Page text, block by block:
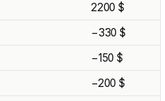
2200 $
−330 $
−150 $
−200 $